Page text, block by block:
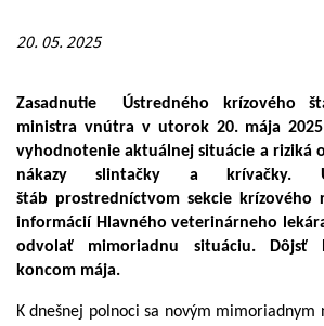
20. 05. 2025
Zasadnutie Ústredného krízového
ministra vnútra v utorok 20. mája
vyhodnotenie aktuálnej situácie a riziká
nákazy slintačky a krívačky.
štáb prostredníctvom sekcie krízového
informácií Hlavného veterinárneho
odvolať mimoriadnu situáciu.
koncom mája.
K dnešnej polnoci sa novým mimoriadnym